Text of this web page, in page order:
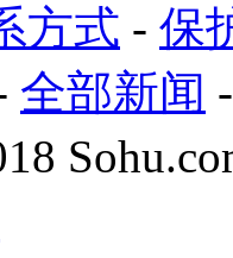
方式 - 保
全部新闻